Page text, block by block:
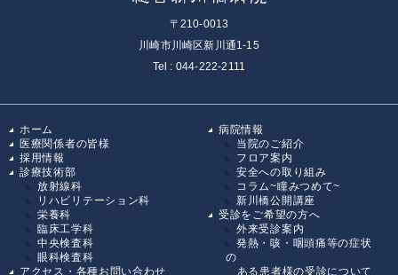
〒210-0013
川崎市川崎区新川通1-15
Tel : 044-222-2111
ホーム
医療関係者の皆様
採用情報
診療技術部
放射線科
リハビリテーション科
栄養科
臨床工学科
中央検査科
眼科検査科
アクセス・各種お問い合わせ
病院情報
当院のご紹介
フロア案内
安全への取り組み
コラム~瞳みつめて~
新川橋公開講座
受診をご希望の方へ
外来受診案内
発熱・咳・咽頭痛等の症状
の
ある患者様の受診について